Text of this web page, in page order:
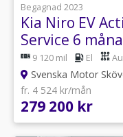
Begagnad 2023
Kia Niro EV
Service 6
9 120 mil El
Svenska Motor
fr. 4 524 kr/mån
279 200 kr